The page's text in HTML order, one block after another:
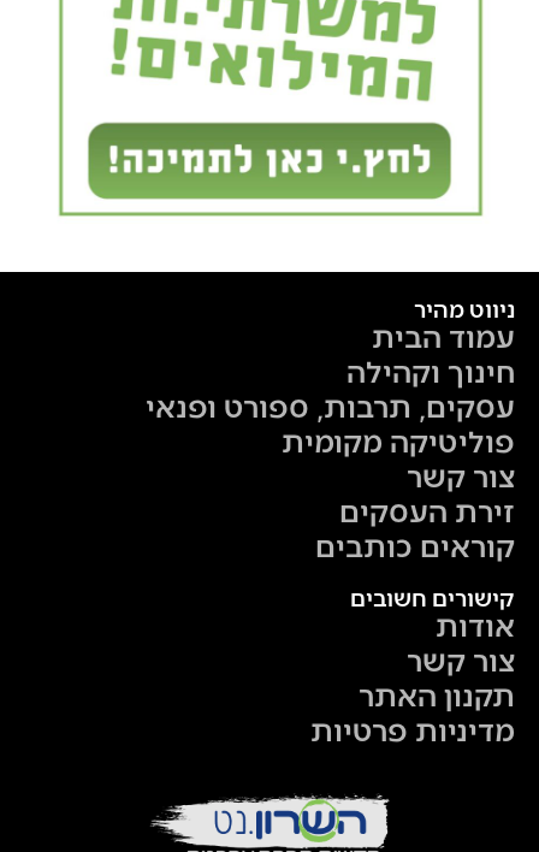
ניווט מהיר
עמוד הבית
חינוך וקהילה
עסקים, תרבות, ספורט ופנאי
פוליטיקה מקומית
צור קשר
זירת העסקים
קוראים כותבים
קישורים חשובים
אודות
צור קשר
תקנון האתר
מדיניות פרטיות